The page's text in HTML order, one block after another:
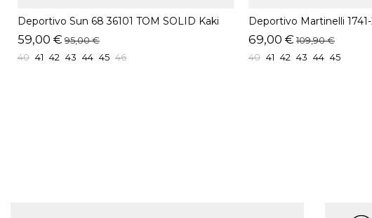
Deportivo Sun 68 36101 TOM SOLID Kaki
59,00 € 95,00 €
40 41 42 43 44 45 46
Deportivo Martinelli
69,00 € 109,90 €
40 41 42 43 44 45